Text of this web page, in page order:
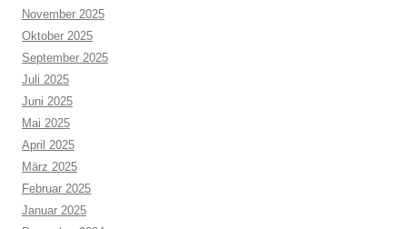
November 2025
Oktober 2025
September 2025
Juli 2025
Juni 2025
Mai 2025
April 2025
März 2025
Februar 2025
Januar 2025